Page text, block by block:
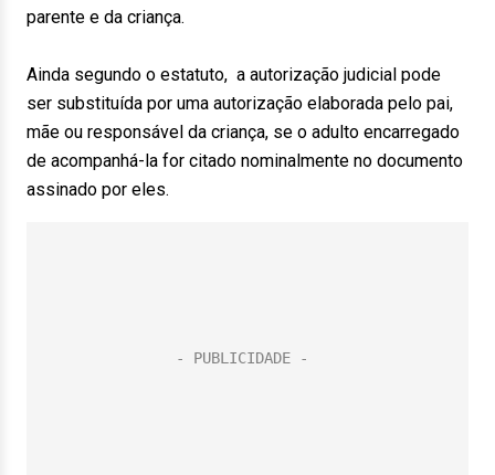
parente e da criança.
Ainda segundo o estatuto, a autorização judicial pode
ser substituída por uma autorização elaborada pelo pai,
mãe ou responsável da criança, se o adulto encarregado
de acompanhá-la for citado nominalmente no documento
assinado por eles.